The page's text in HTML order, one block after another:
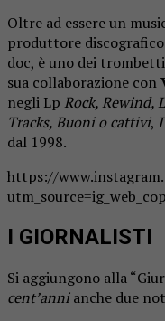
Oltre ad essere un
produttore
doc, è uno dei
sua collaborazione con
negli Lp Rock, Rewind,
Tracks, Buoni o cattivi,
dal 1998.
https://
I GIORNALISTI
Si aggiungono alla
cent’annianche due